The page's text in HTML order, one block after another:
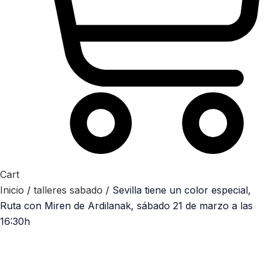
Cart
Inicio / talleres sabado / Sevilla tiene un color especial,
Ruta con Miren de Ardilanak, sábado 21 de marzo a las
16:30h